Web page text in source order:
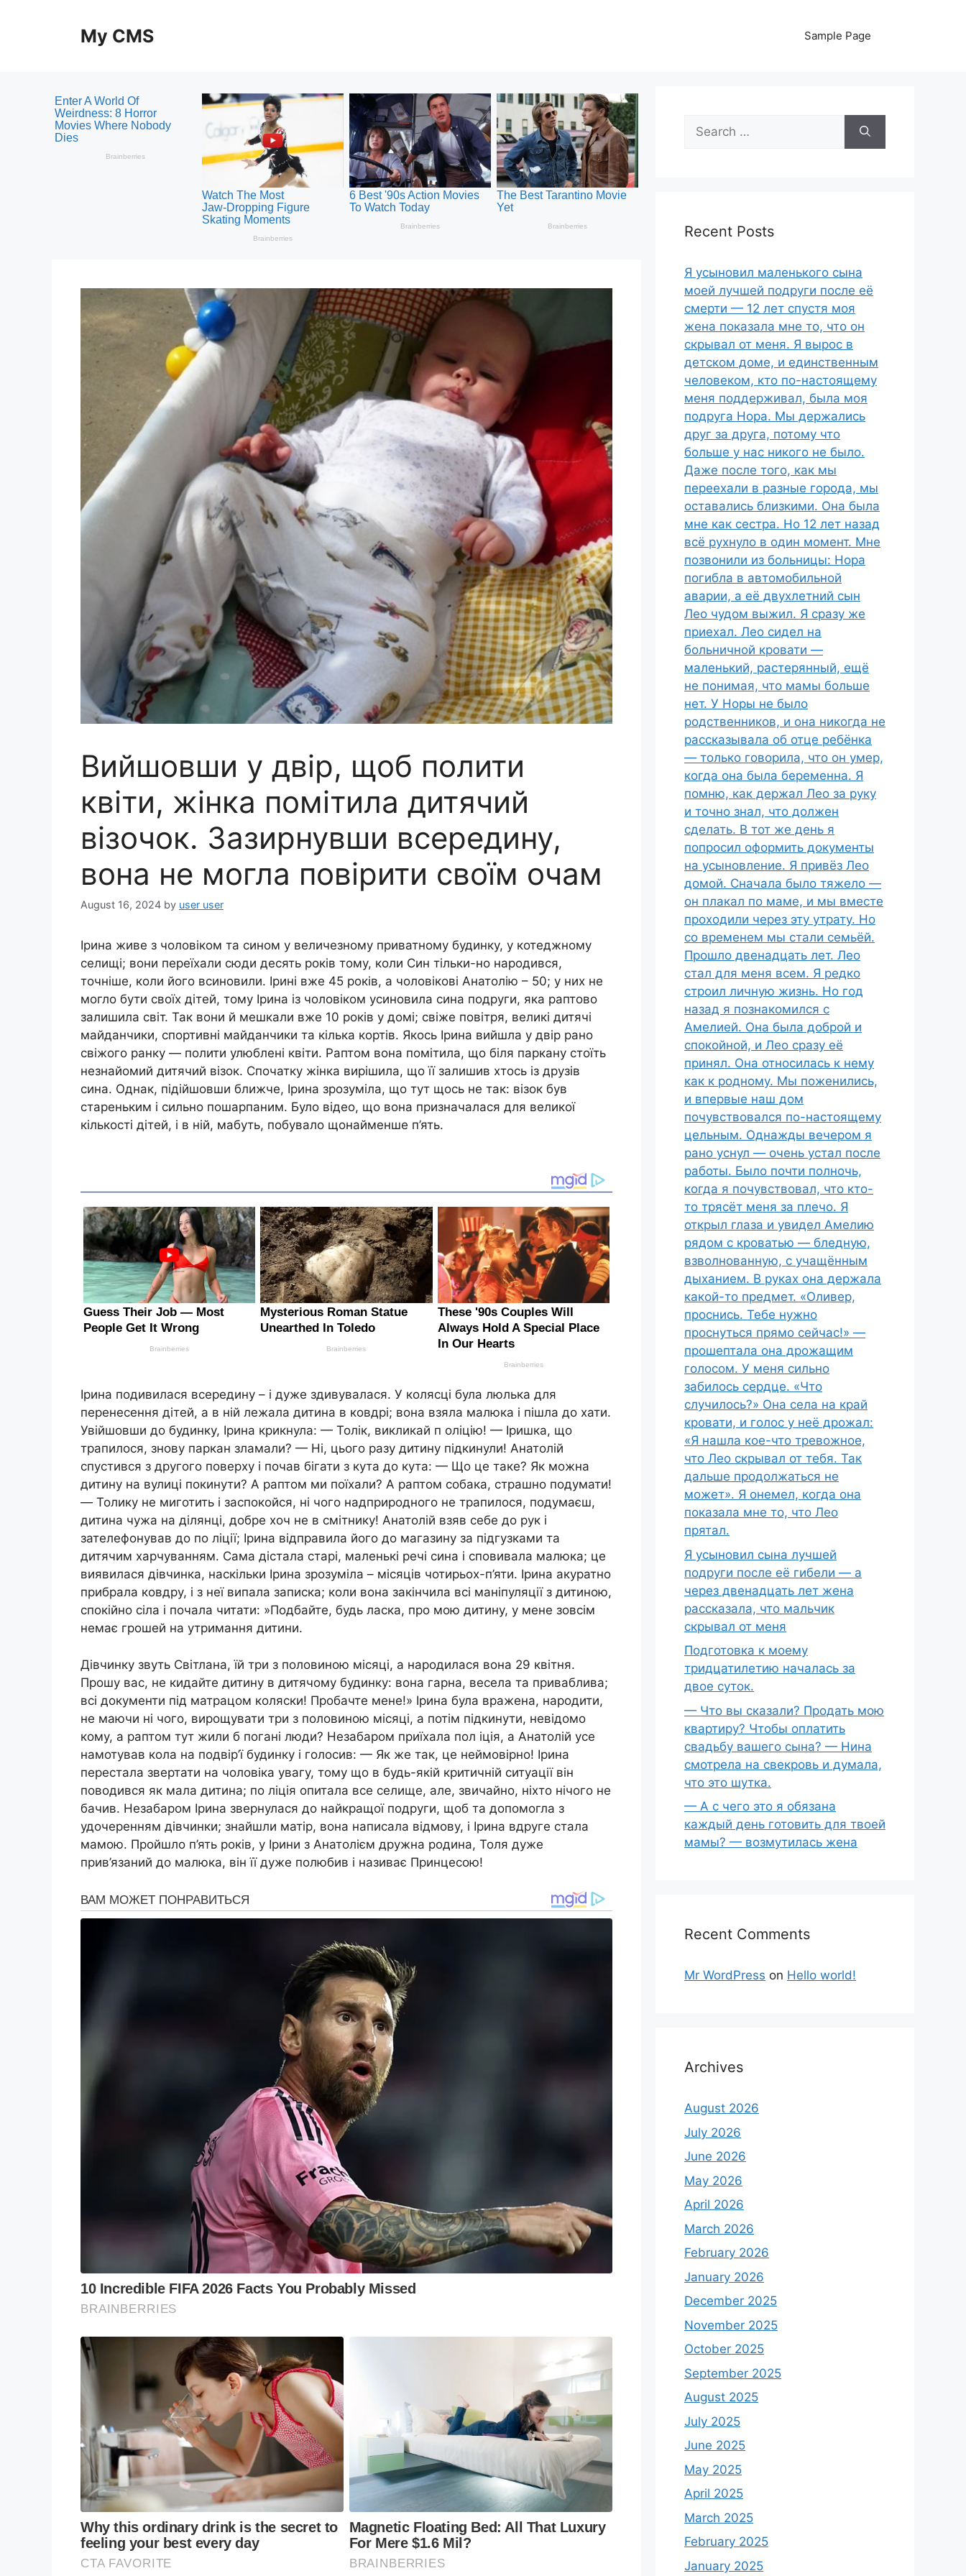
My CMS Sample Page
Вийшовши у двір, щоб полити
квіти, жінка помітила дитячий
візочок. Зазирнувши всередину,
вона не могла повірити своїм очам
August 16, 2024 by user user
Ірина живе з чоловіком та сином у величезному приватному будинку, у котеджному
селищі; вони переїхали сюди десять років тому, коли Син тільки-но народився,
точніше, коли його всиновили. Ірині вже 45 років, а чоловікові Анатолію – 50; у них не
могло бути своїх дітей, тому Ірина із чоловіком усиновила сина подруги, яка раптово
залишила світ. Так вони й мешкали вже 10 років у домі; свіже повітря, великі дитячі
майданчики, спортивні майданчики та кілька кортів. Якось Ірина вийшла у двір рано
свіжого ранку — полити улюблені квіти. Раптом вона помітила, що біля паркану стоїть
незнайомий дитячий візок. Спочатку жінка вирішила, що її залишив хтось із друзів
сина. Однак, підійшовши ближче, Ірина зрозуміла, що тут щось не так: візок був
стареньким і сильно пошарпаним. Було відео, що вона призначалася для великої
кількості дітей, і в ній, мабуть, побувало щонайменше п’ять.
Ірина подивилася всередину – і дуже здивувалася. У колясці була люлька для
перенесення дітей, а в ній лежала дитина в ковдрі; вона взяла малюка і пішла до хати.
Увійшовши до будинку, Ірина крикнула: — Толік, викликай п оліцію! — Іришка, що
трапилося, знову паркан зламали? — Ні, цього разу дитину підкинули! Анатолій
спустився з другого поверху і почав бігати з кута до кута: — Що це таке? Як можна
дитину на вулиці покинути? А раптом ми поїхали? А раптом собака, страшно подумати!
— Толику не миготить і заспокойся, ні чого надприродного не трапилося, подумаєш,
дитина чужа на ділянці, добре хоч не в смітнику! Анатолій взяв себе до рук і
зателефонував до по ліції; Ірина відправила його до магазину за підгузками та
дитячим харчуванням. Сама дістала старі, маленькі речі сина і сповивала малюка; це
виявилася дівчинка, наскільки Ірина зрозуміла – місяців чотирьох-п’яти. Ірина акуратно
прибрала ковдру, і з неї випала записка; коли вона закінчила всі маніпуляції з дитиною,
спокійно сіла і почала читати: »Подбайте, будь ласка, про мою дитину, у мене зовсім
немає грошей на утримання дитини.
Дівчинку звуть Світлана, їй три з половиною місяці, а народилася вона 29 квітня.
Прошу вас, не кидайте дитину в дитячому будинку: вона гарна, весела та приваблива;
всі документи під матрацом коляски! Пробачте мене!» Ірина була вражена, народити,
не маючи ні чого, вирощувати три з половиною місяці, а потім підкинути, невідомо
кому, а раптом тут жили б погані люди? Незабаром приїхала пол іція, а Анатолій усе
намотував кола на подвір’ї будинку і голосив: — Як же так, це неймовірно! Ірина
перестала звертати на чоловіка увагу, тому що в будь-якій критичній ситуації він
поводився як мала дитина; по ліція опитала все селище, але, звичайно, ніхто нічого не
бачив. Незабаром Ірина звернулася до найкращої подруги, щоб та допомогла з
удочеренням дівчинки; знайшли матір, вона написала відмову, і Ірина вдруге стала
мамою. Пройшло п’ять років, у Ірини з Анатолієм дружна родина, Толя дуже
прив’язаний до малюка, він її дуже полюбив і називає Принцесою!
Search
for:
Recent Posts
Я усыновил маленького сына
моей лучшей подруги после её
смерти — 12 лет спустя моя
жена показала мне то, что он
скрывал от меня. Я вырос в
детском доме, и единственным
человеком, кто по-настоящему
меня поддерживал, была моя
подруга Нора. Мы держались
друг за друга, потому что
больше у нас никого не было.
Даже после того, как мы
переехали в разные города, мы
оставались близкими. Она была
мне как сестра. Но 12 лет назад
всё рухнуло в один момент. Мне
позвонили из больницы: Нора
погибла в автомобильной
аварии, а её двухлетний сын
Лео чудом выжил. Я сразу же
приехал. Лео сидел на
больничной кровати —
маленький, растерянный, ещё
не понимая, что мамы больше
нет. У Норы не было
родственников, и она никогда не
рассказывала об отце ребёнка
— только говорила, что он умер,
когда она была беременна. Я
помню, как держал Лео за руку
и точно знал, что должен
сделать. В тот же день я
попросил оформить документы
на усыновление. Я привёз Лео
домой. Сначала было тяжело —
он плакал по маме, и мы вместе
проходили через эту утрату. Но
со временем мы стали семьёй.
Прошло двенадцать лет. Лео
стал для меня всем. Я редко
строил личную жизнь. Но год
назад я познакомился с
Амелией. Она была доброй и
спокойной, и Лео сразу её
принял. Она относилась к нему
как к родному. Мы поженились,
и впервые наш дом
почувствовался по-настоящему
цельным. Однажды вечером я
рано уснул — очень устал после
работы. Было почти полночь,
когда я почувствовал, что кто-
то трясёт меня за плечо. Я
открыл глаза и увидел Амелию
рядом с кроватью — бледную,
взволнованную, с учащённым
дыханием. В руках она держала
какой-то предмет. «Оливер,
проснись. Тебе нужно
проснуться прямо сейчас!» —
прошептала она дрожащим
голосом. У меня сильно
забилось сердце. «Что
случилось?» Она села на край
кровати, и голос у неё дрожал:
«Я нашла кое-что тревожное,
что Лео скрывал от тебя. Так
дальше продолжаться не
может». Я онемел, когда она
показала мне то, что Лео
прятал.
Я усыновил сына лучшей
подруги после её гибели — а
через двенадцать лет жена
рассказала, что мальчик
скрывал от меня
Подготовка к моему
тридцатилетию началась за
двое суток.
— Что вы сказали? Продать мою
квартиру? Чтобы оплатить
свадьбу вашего сына? — Нина
смотрела на свекровь и думала,
что это шутка.
— А с чего это я обязана
каждый день готовить для твоей
мамы? — возмутилась жена
Recent Comments
Mr WordPress on Hello world!
Archives
August 2026
July 2026
June 2026
May 2026
April 2026
March 2026
February 2026
January 2026
December 2025
November 2025
October 2025
September 2025
August 2025
July 2025
June 2025
May 2025
April 2025
March 2025
February 2025
January 2025